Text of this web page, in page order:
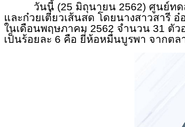
วันนี้ (25 มิถุนายน 2562) ศูนย์ทดสอ
และก๋วยเตี๋ยวเส้นสด โดยนางสาวสารี
ในเดือนพฤษภาคม 2562 จำนวน 31 ตัว
เป็นร้อยละ 6 คือ ยี่ห้อหมื่นบูรพา จากตล